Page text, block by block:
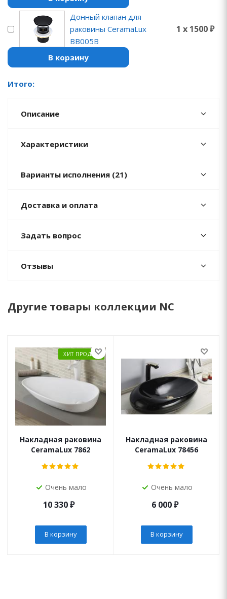
Донный клапан для
раковины CeramaLux
BB005B
1 x 1500 ₽
В корзину
Итого:
Описание
Характеристики
Варианты исполнения (21)
Доставка и оплата
Задать вопрос
Отзывы
Другие товары коллекции NC
ХИТ ПРОДАЖ
Накладная раковина
CeramaLux 7862
Очень мало
10 330₽
В корзину
Накладная раковина
CeramaLux 78456
Очень мало
6 000₽
В корзину